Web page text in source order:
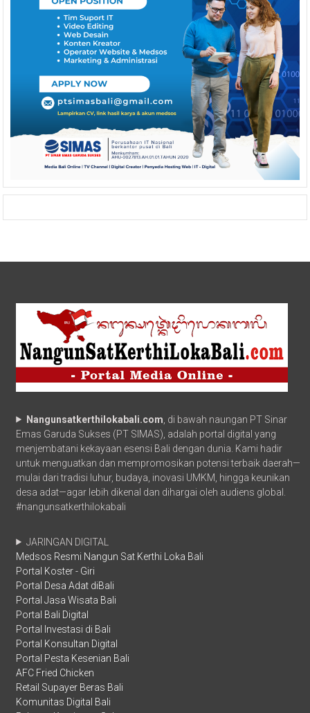
Nangunsatkerthilokabali.com , di bawah naungan PT Sinar
Emas Garuda Sukses (PT SIMAS), adalah portal digital yang
menjembatani kekayaan esensi Bali dengan dunia. Kami hadir
untuk menguatkan dan mempromosikan potensi terbaik daerah—
mulai dari tradisi luhur, budaya, inovasi UMKM, hingga keunikan
desa adat—agar lebih dikenal dan dihargai oleh audiens global.
#nangunsatkerthilokabali
JARINGAN DIGITAL
Medsos Resmi Nangun Sat Kerthi Loka Bali
Portal Koster - Giri
Portal Desa Adat diBali
Portal Jasa Wisata Bali
Portal Bali Digital
Portal Investasi di Bali
Portal Konsultan Digital
Portal Pesta Kesenian Bali
AFC Fried Chicken
Retail Supayer Beras Bali
Komunitas Digital Bali